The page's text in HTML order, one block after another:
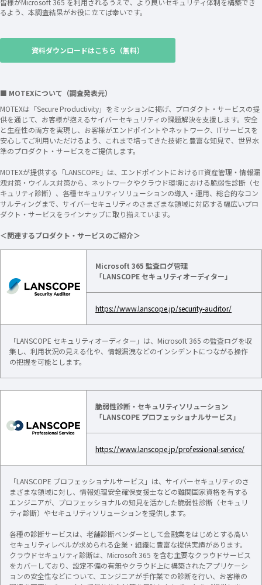
皆様がMicrosoft 365 を利用されるうえで、より良いセキュリティ体制を構築でき
るよう、本調査結果がお役に立てば幸いです。
資料ダウンロードはこちら（無料）
■ MOTEXについて（調査発表元）
MOTEXは「Secure Productivity」をミッションに掲げ、プロダクト・サービスの提
供を通じて、お客様が抱えるサイバーセキュリティの課題解決を支援します。安全
と生産性の両方を実現し、お客様がエンドポイントやネットワーク、ITサービスを
安心してご利用いただけるよう、これまで培ってきた技術と豊富な知見で、世界水
準のプロダクト・サービスをご提供します。
MOTEXが提供する「LANSCOPE」は、エンドポイントにおけるIT資産管理・情報漏
洩対策・ウイルス対策から、ネットワークやクラウド環境における脆弱性診断（セ
キュリティ診断）、各種セキュリティソリューションの導入・運用、総合的なコン
サルティングまで、サイバーセキュリティのさまざまな領域に対応する幅広いプロ
ダクト・サービスをラインナップに取り揃えています。
＜関連するプロダクト・サービスのご紹介＞
Microsoft 365 監査ログ管理
「LANSCOPE セキュリティオーディター」
https://www.lanscope.jp/security-auditor/
「LANSCOPE セキュリティオーディター」は、Microsoft 365 の監査ログを収
集し、利用状況の見える化や、情報漏洩などのインシデントにつながる操作
の把握を可能とします。
脆弱性診断・セキュリティソリューション
「LANSCOPE プロフェッショナルサービス」
https://www.lanscope.jp/professional-service/
「LANSCOPE プロフェッショナルサービス」は、サイバーセキュリティのさ
まざまな領域に対し、情報処理安全確保支援士などの難関国家資格を有する
エンジニアが、プロフェッショナルの知見を活かした脆弱性診断（セキュリ
ティ診断）やセキュリティソリューションを提供します。
各種の診断サービスは、老舗診断ベンダーとして金融業をはじめとする高い
セキュリティレベルが求められる企業・組織に豊富な提供実績があります。
クラウドセキュリティ診断は、Microsoft 365 を含む主要なクラウドサービス
をカバーしており、設定不備の有無やクラウド上に構築されたアプリケーシ
ョンの安全性などについて、エンジニアが手作業での診断を行い、お客様の